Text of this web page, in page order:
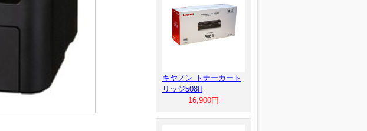
キヤノン トナーカート
リッジ508II
16,900円